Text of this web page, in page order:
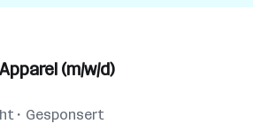
(m/w/d)
Gesponsert